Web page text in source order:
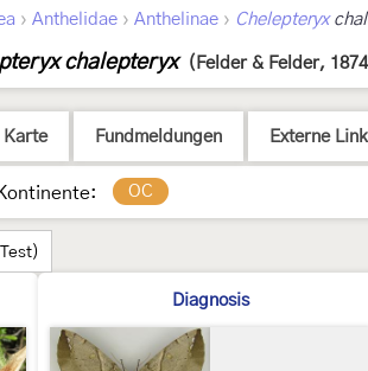
› Anthelidae › Anthelinae › Chelepteryx
chalepteryx (Felder & Felder,
Karte Fundmeldungen Externe
OC
Diagnosis